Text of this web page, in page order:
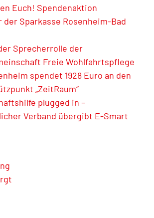
Euch! Spendenaktion
der Sparkasse Rosenheim-Bad
Sprecherrolle der
Freie Wohlfahrtspflege
spendet 1928 Euro an den
„ZeitRaum“
plugged in –
Verband übergibt E-Smart